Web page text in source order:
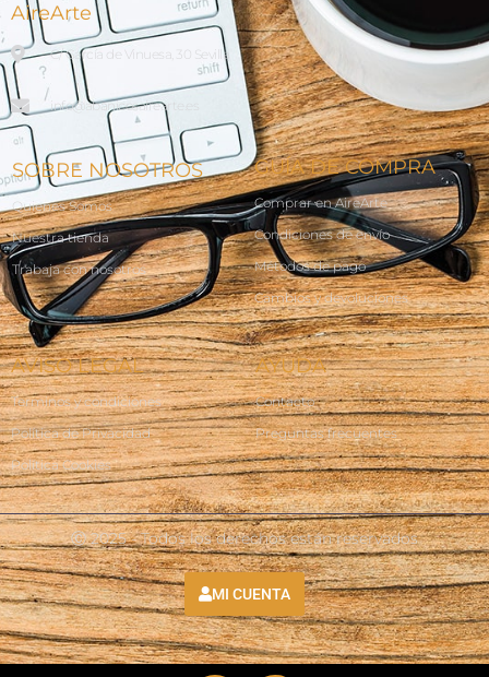
AireArte
C/ García de Vinuesa, 30 Sevilla
info@abanicosairearte.es
SOBRE NOSOTROS
Quienes Somos
Nuestra tienda
Trabaja con nosotros
GUÍA DE COMPRA
Comprar en AireArte
Condiciones de envío
Métodos de pago
Cambios y devoluciones
AVISO LEGAL
Terminos y condiciones
Política de Privacidad
Política Cookies
AYUDA
Contacto
Preguntas frecuentes
Ⓒ 2025 - Todos los derechos están reservados
MI CUENTA